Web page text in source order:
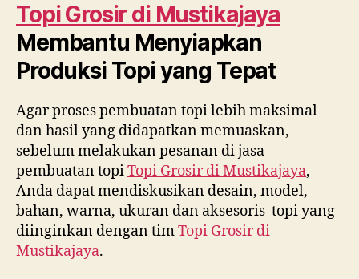
Topi Grosir di Mustikajaya
Membantu Menyiapkan
Produksi Topi yang Tepat
Agar proses pembuatan topi lebih maksimal
dan hasil yang didapatkan memuaskan,
sebelum melakukan pesanan di jasa
pembuatan topiTopi Grosir diMustikajaya,
Anda dapat mendiskusikan desain, model,
bahan, warna, ukuran dan aksesoris topi yang
diinginkan dengan timTopi Grosir di
Mustikajaya.